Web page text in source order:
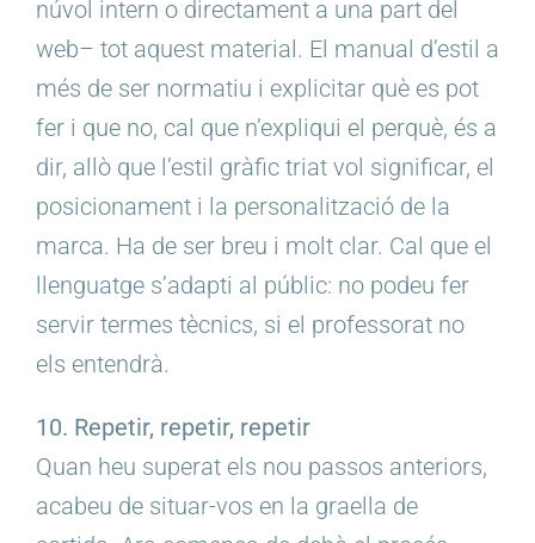
núvol intern o directament a una part del
web– tot aquest material. El manual d’estil a
més de ser normatiu i explicitar què es pot
fer i que no, cal que n’expliqui el perquè, és a
dir, allò que l’estil gràfic triat vol significar, el
posicionament i la personalització de la
marca. Ha de ser breu i molt clar. Cal que el
llenguatge s’adapti al públic: no podeu fer
servir termes tècnics, si el professorat no
els entendrà.
10. Repetir, repetir, repetir
Quan heu superat els nou passos anteriors,
acabeu de situar-vos en la graella de